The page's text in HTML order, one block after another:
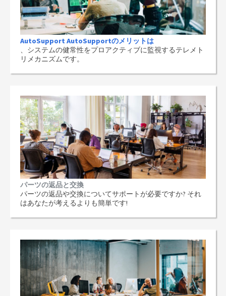
AutoSupport AutoSupportのメリットは
、システムの健常性をプロアクティブに監視するテレメト
リメカニズムです。
パーツの返品と交換
パーツの返品や交換についてサポートが必要ですか? それ
はあなたが考えるよりも簡単です!